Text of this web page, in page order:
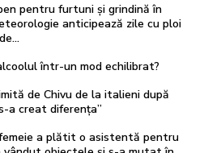
pentru furtuni și grindină în
anticipează zile cu ploi
într-un mod echilibrat?
de Chivu de la italieni după
a creat diferența”
a plătit o asistentă pentru